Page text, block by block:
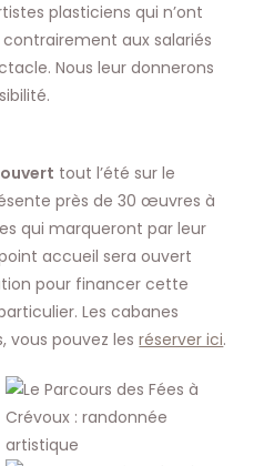
plasticiens qui n’ont
aux salariés
Nous leur donnerons
tout l’été sur le
près de 30 œuvres à
qui marqueront par leur
accueil sera ouvert
pour financer cette
Les cabanes
vous pouvez lesréserver ici.